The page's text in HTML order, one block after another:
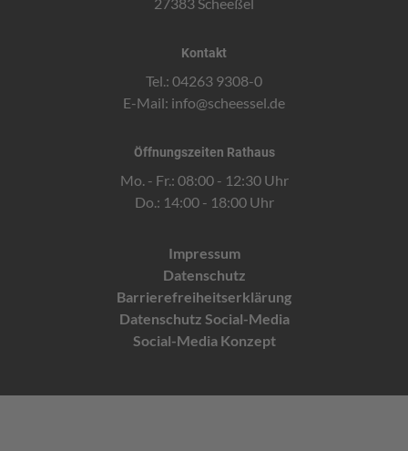
Kontakt
Tel.: 04263 9308-0
E-Mail: info@scheessel.de
Öffnungszeiten Rathaus
Mo. - Fr.: 08:00 - 12:30 Uhr
Do.: 14:00 - 18:00 Uhr
Impressum
Datenschutz
Barrierefreiheitserklärung
Datenschutz Social-Media
Social-Media Konzept